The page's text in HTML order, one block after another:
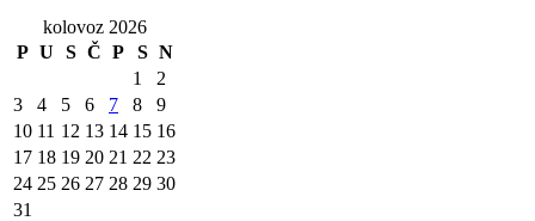
kolovoz 2026
P U S Č P S N
1
2
3
4 5 6 7 8
9
10 11 12 13 14 15 16
17 18 19 20 21 22 23
24 25 26 27 28 29 30
31